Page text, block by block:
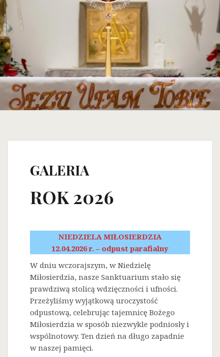
GALERIA
ROK 2026
NIEDZIELA MIŁOSIERDZIA
12.04.2026 r. – odpust parafialny
W dniu wczorajszym, w Niedzielę
Miłosierdzia, nasze Sanktuarium stało się
prawdziwą stolicą wdzięczności i ufności.
Przeżyliśmy wyjątkową uroczystość
odpustową, celebrując tajemnicę Bożego
Miłosierdzia w sposób niezwykle podniosły i
wspólnotowy. Ten dzień na długo zapadnie
w naszej pamięci.